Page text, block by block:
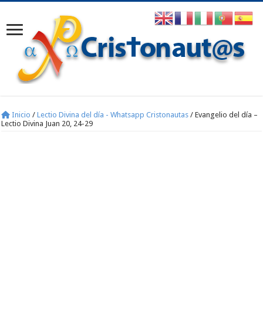
Inicio / Lectio Divina del día - Whatsapp Cristonautas / Evangelio del día –
Lectio Divina Juan 20, 24-29